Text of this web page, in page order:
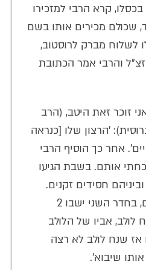
קרא הרבי למזכירו
שכולם מכירים אותו בשם
לשלוח מברק לרוסטוב,
והרבי אמר הכתובת
זוכר זאת היטב, (הרב
'הרצון שלו [כנראה
אחר כך הוסיף הרבי
אותם. בשבת הגיעו
חסידים זקנים.
וכיון שהיו הרבה אנשים, בחדר השני ישבו 2
אביו של הלולב
שנח לולב לא רצה
שיבוא'.